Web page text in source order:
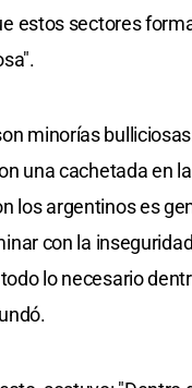
estos sectores
minorías
una cachetada en
los argentinos es
con la
lo necesario